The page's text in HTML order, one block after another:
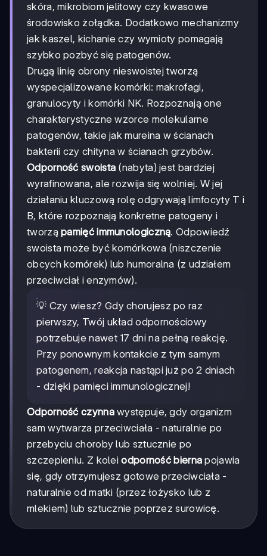
skóra, mikrobiom jelitowy czy kwasowe
środowisko żołądka. Dodatkowo mechanizmy
jak kaszel, kichanie czy wymioty pomagają
szybko pozbyć się patogenów.
Drugą linię obrony nieswoistej tworzą
wyspecjalizowane komórki: makrofagi,
granulocyty i komórki NK. Rozpoznają one
charakterystyczne wzorce molekularne
patogenów, takie jak mureina w ścianach
bakterii czy chityna w ścianach grzybów.
Odporność swoista (nabyta) jest bardziej
wyrafinowana, ale rozwija się wolniej. W jej
działaniu kluczową rolę odgrywają limfocyty T i
B, które rozpoznają konkretne patogeny i
tworząpamięć immunologiczną. Odpowiedź
swoista może być komórkowa (niszczenie
obcych komórek) lub humoralna (z udziałem
przeciwciał i enzymów).
💡 Czy wiesz? Gdy chorujesz po raz
pierwszy, Twój układ odpornościowy
potrzebuje nawet 17 dni na pełną reakcję.
Przy ponownym kontakcie z tym samym
patogenem, reakcja nastąpi już po 2 dniach
- dzięki pamięci immunologicznej!
Odporność czynnawystępuje, gdy organizm
sam wytwarza przeciwciała - naturalnie po
przebyciu choroby lub sztucznie po
szczepieniu. Z koleiodporność bierna pojawia
się, gdy otrzymujesz gotowe przeciwciała -
naturalnie od matki (przez łożysko lub z
mlekiem) lub sztucznie poprzez surowicę.